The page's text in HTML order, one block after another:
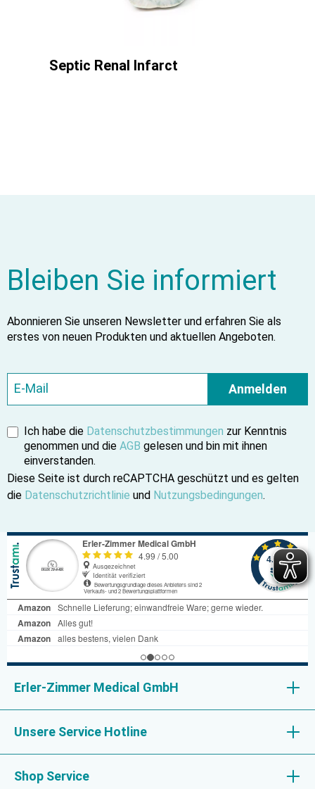
Septic Renal Infarct
Bleiben Sie informiert
Abonnieren Sie unseren Newsletter und erfahren Sie als
erstes von neuen Produkten und aktuellen Angeboten.
Anmelden
Ich habe die Datenschutzbestimmungen zur Kenntnis
genommen und die AGB gelesen und bin mit ihnen
einverstanden.
Diese Seite ist durch reCAPTCHA geschützt und es gelten
die Datenschutzrichtlinie und Nutzungsbedingungen.
Erler-Zimmer Medical GmbH
Unsere Service Hotline
Shop Service